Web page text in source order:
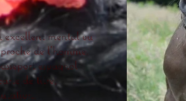
excellent mental vu
de l’homme.
espagnol
de titre,